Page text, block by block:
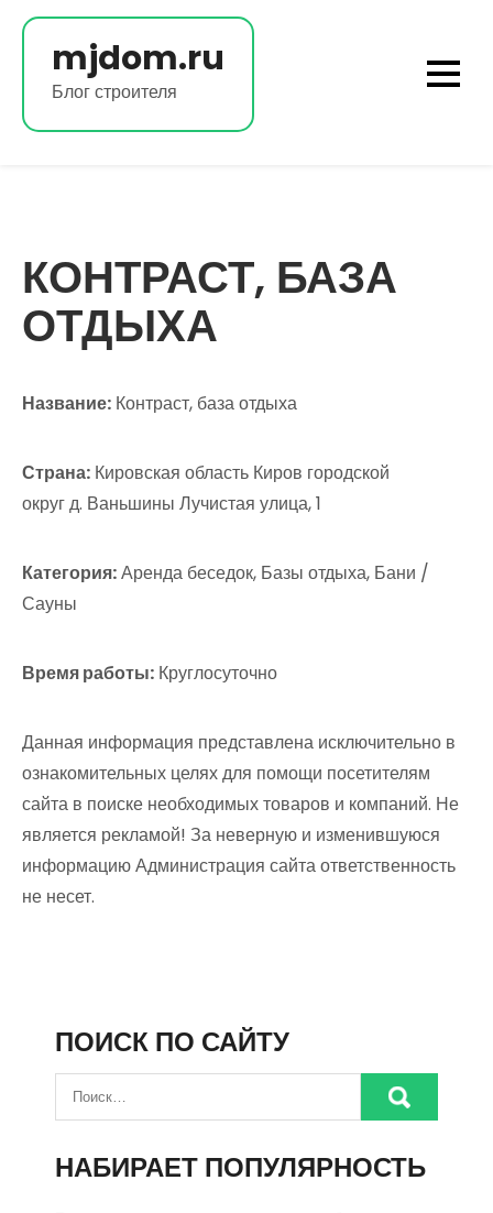
Перейти
содержимомуmjdom.ru
Блог строителя
КОНТРАСТ, БАЗА
ОТДЫХА
Название: Контраст, база отдыха
Страна: Кировская область Киров городской
округ д. Ваньшины Лучистая улица, 1
Категория:Аренда беседок, Базы отдыха, Бани /
Сауны
Время работы: Круглосуточно
Данная информация представлена исключительно в
ознакомительных целях для помощи посетителям
сайта в поиске необходимых товаров и компаний. Не
является рекламой! За неверную и изменившуюся
информацию Администрация сайта ответственность
не несет.
ПОИСК ПО САЙТУ
НАБИРАЕТ ПОПУЛЯРНОСТЬ